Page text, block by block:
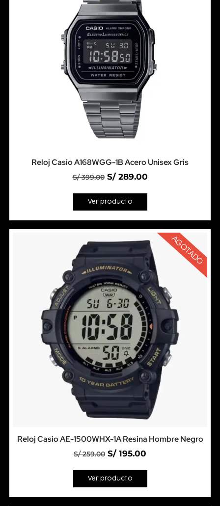
Reloj Casio A168WGG-1B Acero Unisex Gris
S/399.00 S/289.00
Ver producto
AGOTADO
Reloj Casio AE-1500WHX-1A Resina Hombre Negro
S/259.00 S/ 195.00
Ver producto